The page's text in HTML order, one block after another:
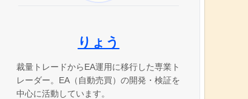
りょう
裁量トレードからEA運用に移行した専業ト
レーダー。EA（自動売買）の開発・検証を
中心に活動しています。